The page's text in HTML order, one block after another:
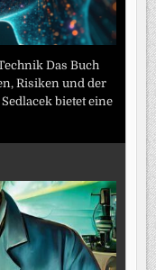
Das Buch
Risiken und der
bietet eine